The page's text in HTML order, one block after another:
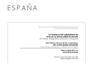
ESPAÑA